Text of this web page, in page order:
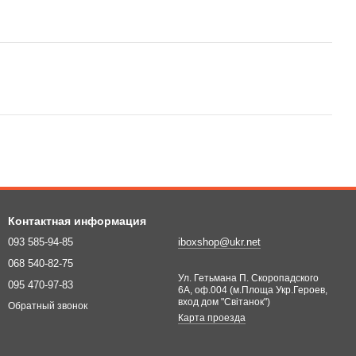
Контактная информация
093 585-94-85
068 540-82-75
095 470-97-83
Обратный звонок
iboxshop@ukr.net
Ул. Гетьмана П. Скоропадского
6А, оф.004 (м.Площа Укр.Героев,
вход дом "Світанок")
Карта проезда